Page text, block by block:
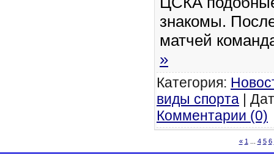
знакомы.
матчей
»
Категория:
виды спорта |
Комментарии (0)
« 1 4 5 6